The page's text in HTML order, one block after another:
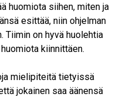
huomiota siihen, miten ja
esittää, niin ohjelman
Tiimin on hyvä huolehtia
kiinnittäen.
mielipiteitä tietyissä
jokainen saa äänensä